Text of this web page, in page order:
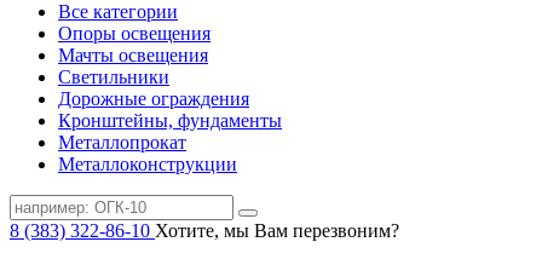
Все категории
Опоры освещения
Мачты освещения
Светильники
Дорожные ограждения
Кронштейны, фундаменты
Металлопрокат
Металлоконструкции
8 (383) 322-86-10 Хотите, мы Вам перезвоним?